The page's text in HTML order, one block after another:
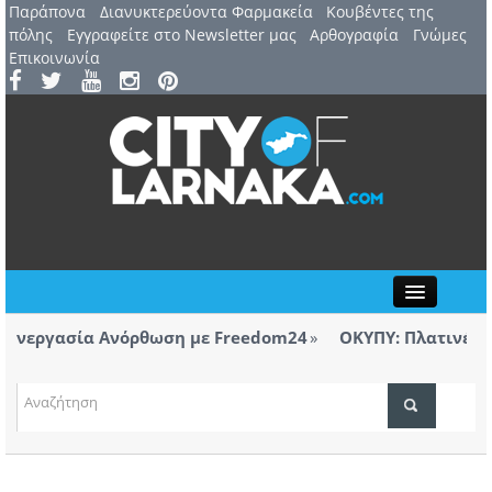
Παράπονα Διανυκτερεύοντα Φαρμακεία
Kουβέντες της
πόλης
Εγγραφείτε στο Newsletter μας Αρθογραφία
Γνώμες
Επικοινωνία
ΤΟΠΙΚΑ ΝΕΑ
Ανόρθωση με Freedom24
ΟΚΥΠΥ: Πλατινένια
Ανόρθωση με Freedom24